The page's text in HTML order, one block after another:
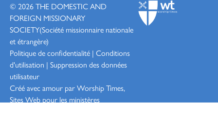
© 2026THE DOMESTIC AND
FOREIGN MISSIONARY
SOCIETY(Société missionnaire nationale
et étrangère)
Politique de confidentialité | Conditions
d'utilisation | Suppression des données
utilisateur
Créé avec amour par WorshipTimes,
Sites Web pour les ministères